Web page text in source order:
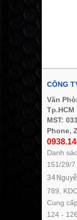
CÔNG
Văn
Tp.HCM
MST:
Phone,
Danh
151/29/
34
789,
Cung
124 -